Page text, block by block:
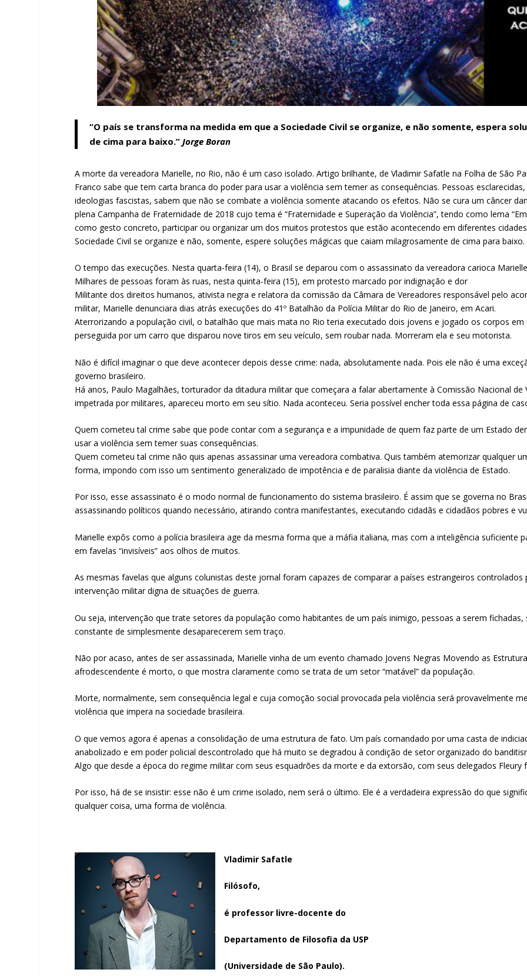
“O país se transforma na medida em que a Sociedade Civil se organize, e não somente, espera
de cima para baixo.” Jorge Boran
A morte da vereadora Marielle, no Rio, não é um caso isolado. Artigo brilhante, de Vladimir Safatle na Folha de São
Franco sabe que tem carta branca do poder para usar a violência sem temer as consequências. Pessoas
ideologias fascistas, sabem que não se combate a violência somente atacando os efeitos. Não se cura um câncer
plena Campanha de Fraternidade de 2018 cujo tema é “Fraternidade e Superação da Violência”, tendo como lema
como gesto concreto, participar ou organizar um dos muitos protestos que estão acontecendo em diferentes
Sociedade Civil se organize e não, somente, espere soluções mágicas que caiam milagrosamente de cima para baixo.
O tempo das execuções. Nesta quarta-feira (14), o Brasil se deparou com o assassinato da vereadora carioca
Milhares de pessoas foram às ruas, nesta quinta-feira (15), em protesto marcado por indignação e dor
Militante dos direitos humanos, ativista negra e relatora da comissão da Câmara de Vereadores responsável pelo
militar, Marielle denunciara dias atrás execuções do 41º Batalhão da Polícia Militar do Rio de Janeiro, em Acari.
Aterrorizando a população civil, o batalhão que mais mata no Rio teria executado dois jovens e jogado os corpos
perseguida por um carro que disparou nove tiros em seu veículo, sem roubar nada. Morreram ela e seu motorista.
Não é difícil imaginar o que deve acontecer depois desse crime: nada, absolutamente nada. Pois ele não é uma
governo brasileiro.
Há anos, Paulo Magalhães, torturador da ditadura militar que começara a falar abertamente à Comissão Nacional
impetrada por militares, apareceu morto em seu sítio. Nada aconteceu. Seria possível encher toda essa página de
Quem cometeu tal crime sabe que pode contar com a segurança e a impunidade de quem faz parte de um Estado
usar a violência sem temer suas consequências.
Quem cometeu tal crime não quis apenas assassinar uma vereadora combativa. Quis também atemorizar qualquer
forma, impondo com isso um sentimento generalizado de impotência e de paralisia diante da violência de Estado.
Por isso, esse assassinato é o modo normal de funcionamento do sistema brasileiro. É assim que se governa no
assassinando políticos quando necessário, atirando contra manifestantes, executando cidadãs e cidadãos pobres e
Marielle expôs como a polícia brasileira age da mesma forma que a máfia italiana, mas com a inteligência suficiente
em favelas “invisíveis” aos olhos de muitos.
As mesmas favelas que alguns colunistas deste jornal foram capazes de comparar a países estrangeiros
intervenção militar digna de situações de guerra.
Ou seja, intervenção que trate setores da população como habitantes de um país inimigo, pessoas a serem
constante de simplesmente desaparecerem sem traço.
Não por acaso, antes de ser assassinada, Marielle vinha de um evento chamado Jovens Negras Movendo as
afrodescendente é morto, o que mostra claramente como se trata de um setor “matável” da população.
Morte, normalmente, sem consequência legal e cuja comoção social provocada pela violência será provavelmente
violência que impera na sociedade brasileira.
O que vemos agora é apenas a consolidação de uma estrutura de fato. Um país comandado por uma casta de
anabolizado e em poder policial descontrolado que há muito se degradou à condição de setor organizado do
Algo que desde a época do regime militar com seus esquadrões da morte e da extorsão, com seus delegados Fleury
Por isso, há de se insistir: esse não é um crime isolado, nem será o último. Ele é a verdadeira expressão do que
qualquer coisa, uma forma de violência.
Vladimir Safatle
Filósofo,
é professor livre-docente do
Departamento de Filosofia da USP
(Universidade de São Paulo).